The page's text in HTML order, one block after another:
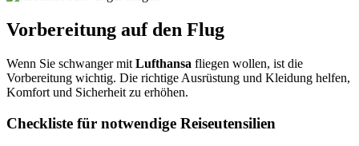
Vorbereitung auf den Flug
Wenn Sie schwanger mit Lufthansa fliegen wollen, ist die
Vorbereitung wichtig. Die richtige Ausrüstung und Kleidung helfen,
Komfort und Sicherheit zu erhöhen.
Checkliste für notwendige Reiseutensilien